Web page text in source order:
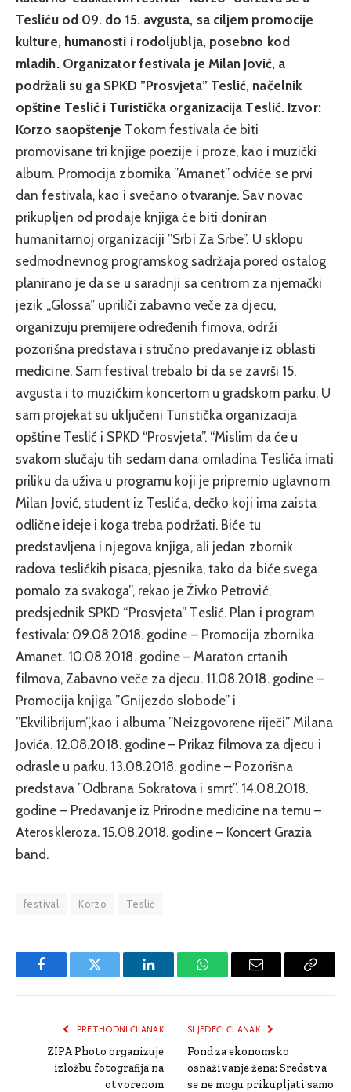
Tesliću od 09. do 15. avgusta, sa ciljem promocije
kulture, humanosti i rodoljublja, posebno kod
mladih. Organizator festivala je Milan Jović, a
podržali su ga SPKD ”Prosvjeta” Teslić, načelnik
opštine Teslić i Turistička organizacija Teslić. Izvor:
Korzo saopštenje Tokom festivala će biti
promovisane tri knjige poezije i proze, kao i muzički
album. Promocija zbornika ”Amanet” odviće se prvi
dan festivala, kao i svečano otvaranje. Sav novac
prikupljen od prodaje knjiga će biti doniran
humanitarnoj organizaciji ”Srbi Za Srbe”. U sklopu
sedmodnevnog programskog sadržaja pored ostalog
planirano je da se u saradnji sa centrom za njemački
jezik „Glossa” upriliči zabavno veče za djecu,
organizuju premijere određenih fimova, održi
pozorišna predstava i stručno predavanje iz oblasti
medicine. Sam festival trebalo bi da se završi 15.
avgusta i to muzičkim koncertom u gradskom parku. U
sam projekat su uključeni Turistička organizacija
opštine Teslić i SPKD “Prosvjeta”. “Mislim da će u
svakom slučaju tih sedam dana omladina Teslića imati
priliku da uživa u programu koji je pripremio uglavnom
Milan Jović, student iz Teslića, dečko koji ima zaista
odlične ideje i koga treba podržati. Biće tu
predstavljena i njegova knjiga, ali jedan zbornik
radova teslićkih pisaca, pjesnika, tako da biće svega
pomalo za svakoga”, rekao je Živko Petrović,
predsjednik SPKD “Prosvjeta” Teslić. Plan i program
festivala: 09.08.2018. godine – Promocija zbornika
Amanet. 10.08.2018. godine – Maraton crtanih
filmova, Zabavno veče za djecu. 11.08.2018. godine –
Promocija knjiga ”Gnijezdo slobode” i
”Ekvilibrijum”,kao i albuma ”Neizgovorene riječi” Milana
Jovića. 12.08.2018. godine – Prikaz filmova za djecu i
odrasle u parku. 13.08.2018. godine – Pozorišna
predstava ”Odbrana Sokratova i smrt”. 14.08.2018.
godine – Predavanje iz Prirodne medicine na temu –
Ateroskleroza. 15.08.2018. godine – Koncert Grazia
band.
festival Korzo Teslić
FacebookTwitter LinkedInWhatsAppEmail
Copy
PRETHODNI ČLANAK
ZIPA Photo organizuje
izložbu fotografija na
otvorenom
SLJEDEĆI ČLANAK
Fond za ekonomsko
osnaživanje žena: Sredstva
se ne mogu prikupljati samo